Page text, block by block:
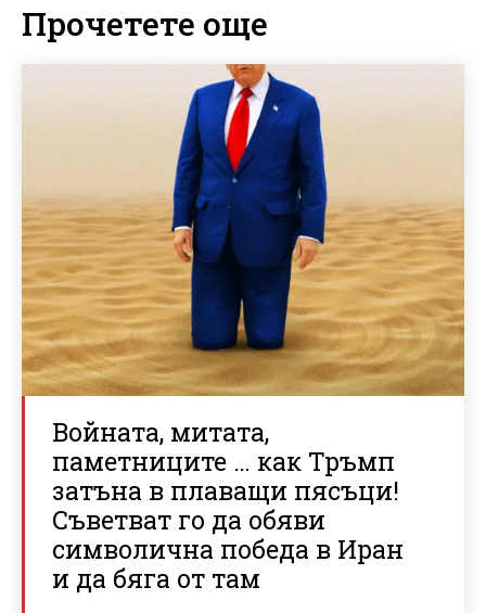
Прочетете още
Войната, митата,
паметниците … как Тръмп
затъна в плаващи пясъци!
Съветват го да обяви
символична победа в Иран
и да бяга от там